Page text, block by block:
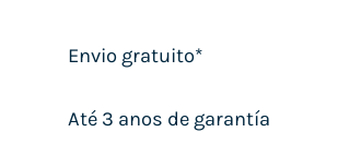
Envio gratuito*
Até 3 anos de garantía